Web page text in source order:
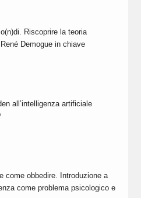
Riscoprire la teoria
Demogue in chiave
all’intelligenza artificiale
come obbedire. Introduzione a
come problema psicologico e